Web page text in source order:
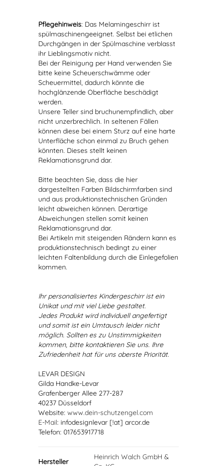
Pflegehinweis: Das Melamingeschirr ist
spülmaschinengeeignet. Selbst bei etlichen
Durchgängen in der Spülmaschine verblasst
ihr Lieblingsmotiv nicht.
Bei der Reinigung per Hand verwenden Sie
bitte keine Scheuerschwämme oder
Scheuermittel, dadurch könnte die
hochglänzende Oberfläche beschädigt
werden.
Unsere Teller sind bruchunempfindlich, aber
nicht unzerbrechlich. In seltenen Fällen
können diese bei einem Sturz auf eine harte
Unterfläche schon einmal zu Bruch gehen
könnten. Dieses stellt keinen
Reklamationsgrund dar.
Bitte beachten Sie, dass die hier
dargestellten Farben Bildschirmfarben sind
und aus produktionstechnischen Gründen
leicht abweichen können. Derartige
Abweichungen stellen somit keinen
Reklamationsgrund dar.
Bei Artikeln mit steigenden Rändern kann es
produktionstechnisch bedingt zu einer
leichten Faltenbildung durch die Einlegefolien
kommen.
Ihr personalisiertes Kindergeschirr ist ein
Unikat und mit viel Liebe gestaltet.
Jedes Produkt wird individuell angefertigt
und somit ist ein Umtausch leider nicht
möglich. Sollten es zu Unstimmigkeiten
kommen, bitte kontaktieren Sie uns. Ihre
Zufriedenheit hat für uns oberste Priorität.
LEVAR DESIGN
Gilda Handke-Levar
Grafenberger Allee 277-287
40237 Düsseldorf
Website: www.dein-schutzengel.com
E-Mail: infodesignlevar [!at] arcor.de
Telefon: 017653917718
Hersteller
Heinrich Walch GmbH &